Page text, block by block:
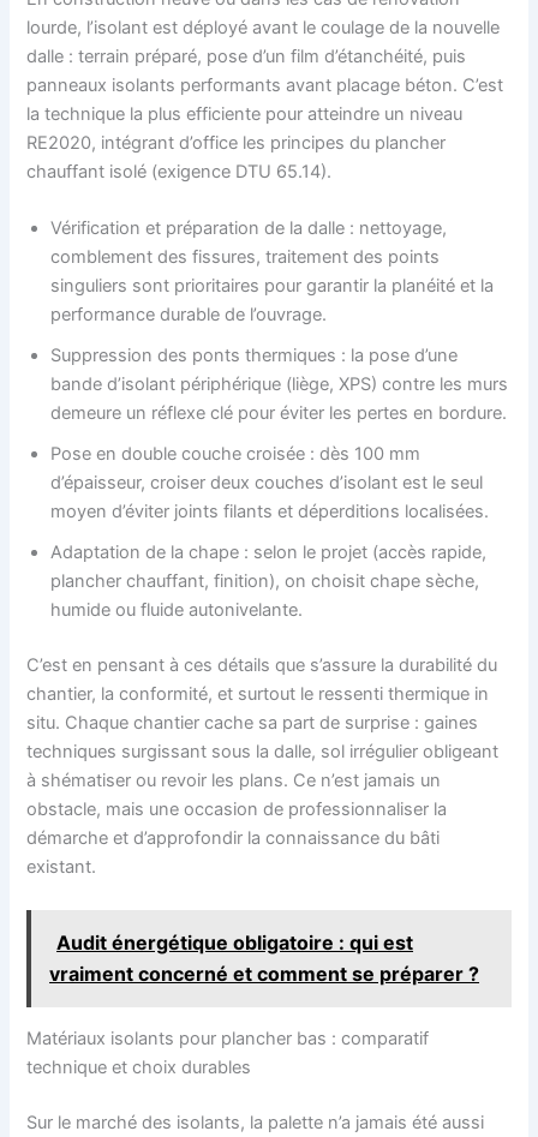
lourde, l’isolant est déployé avant le coulage de la nouvelle
dalle : terrain préparé, pose d’un film d’étanchéité, puis
panneaux isolants performants avant placage béton. C’est
la technique la plus efficiente pour atteindre un niveau
RE2020, intégrant d’office les principes du plancher
chauffant isolé (exigence DTU 65.14).
Vérification et préparation de la dalle : nettoyage,
comblement des fissures, traitement des points
singuliers sont prioritaires pour garantir la planéité et la
performance durable de l’ouvrage.
Suppression des ponts thermiques : la pose d’une
bande d’isolant périphérique (liège, XPS) contre les murs
demeure un réflexe clé pour éviter les pertes en bordure.
Pose en double couche croisée : dès 100 mm
d’épaisseur, croiser deux couches d’isolant est le seul
moyen d’éviter joints filants et déperditions localisées.
Adaptation de la chape : selon le projet (accès rapide,
plancher chauffant, finition), on choisit chape sèche,
humide ou fluide autonivelante.
C’est en pensant à ces détails que s’assure la durabilité du
chantier, la conformité, et surtout le ressenti thermique in
situ. Chaque chantier cache sa part de surprise : gaines
techniques surgissant sous la dalle, sol irrégulier obligeant
à shématiser ou revoir les plans. Ce n’est jamais un
obstacle, mais une occasion de professionnaliser la
démarche et d’approfondir la connaissance du bâti
existant.
Audit énergétique obligatoire : qui est
vraiment concerné et comment se préparer ?
Matériaux isolants pour plancher bas : comparatif
technique et choix durables
Sur le marché des isolants, la palette n’a jamais été aussi